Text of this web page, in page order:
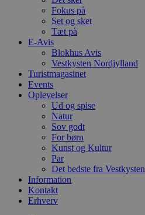
Fokus på
Set og sket
Tæt på
E-Avis
Blokhus Avis
Vestkysten Nordjylland
Turistmagasinet
Events
Oplevelser
Ud og spise
Natur
Sov godt
For børn
Kunst og Kultur
Par
Det bedste fra Vestkysten
Information
Kontakt
Erhverv